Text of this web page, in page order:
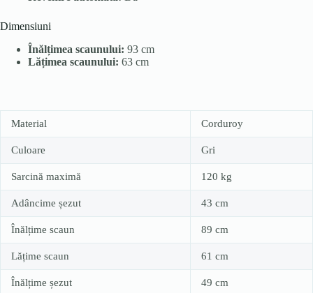
Dimensiuni
Înălțimea scaunului: 93 cm
Lățimea scaunului: 63 cm
Material Corduroy
Culoare Gri
Sarcină maximă 120 kg
Adâncime șezut 43 cm
Înălțime scaun 89 cm
Lățime scaun 61 cm
Înălțime șezut 49 cm